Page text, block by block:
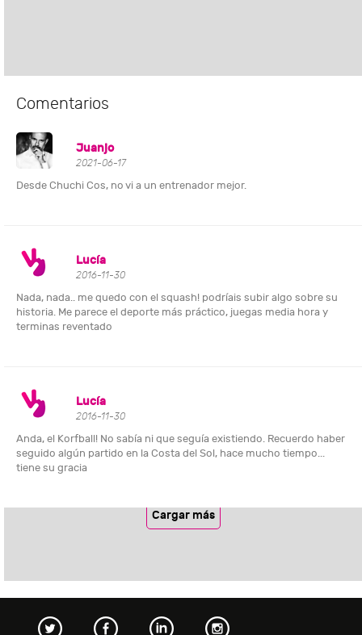
Comentarios
Juanjo
2021-06-17
Desde Chuchi Cos, no vi a un entrenador mejor.
Lucía
2016-11-30
Nada, nada.. me quedo con el squash! podríais subir algo sobre su
historia. Me parece el deporte más práctico, juegas media hora y
terminas reventado
Lucía
2016-11-30
Anda, el Korfball! No sabía ni que seguía existiendo. Recuerdo haber
seguido algún partido en la Costa del Sol, hace mucho tiempo...
tiene su gracia
Cargar más